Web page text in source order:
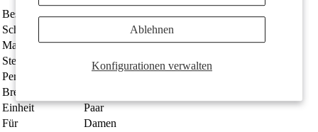
Konfigurationen verwalten
Ablehnen
Bestellnummer
357495
Schmuckart
Ohrhänger
Material
375/9 K Gelbgold
Steine
Diamant 0.016 ct, 4 Steine, w-si
Perlen
Breite
Einheit
Paar
Für
Damen